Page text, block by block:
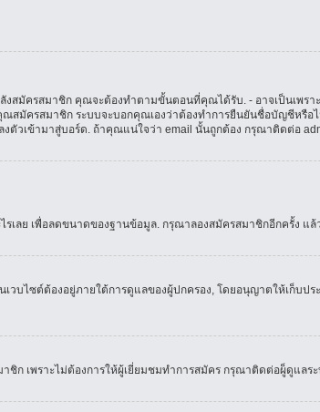
สมัครสมาชิก คุณจะต้องทำตามขั้นตอนที่คุณได้รับ. - อาจเป็นเพร
สมัครสมาชิก ระบบจะบอกคุณเองว่าต้องทำการยืนยันชื่อบัญชีหรือ
วเข้ามาสู่บอร์ด. ถ้าคุณแน่ใจว่า email นั้นถูกต้อง กรุณาติดต่อ
เลย เพื่อลดขนาดของฐานข้อมูล. กรุณาลองสมัครสมาชิกอีกครั้ง แล้
วบไซต์ต้องอยู่ภายใต้การดูแลของผู้ปกครอง, โดยอนุญาตให้เก็บป
ชิก เพราะไม่ต้องการให้ผู้เยี่ยมชมทำการสมัคร กรุณาติดต่อผู็ดูแล